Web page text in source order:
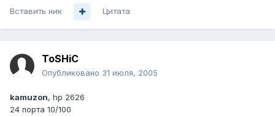
Вставить ник Цитата
ToSHiC
Опубликовано 31 июля, 2005
kamuzon, hp 2626
24 порта 10/100